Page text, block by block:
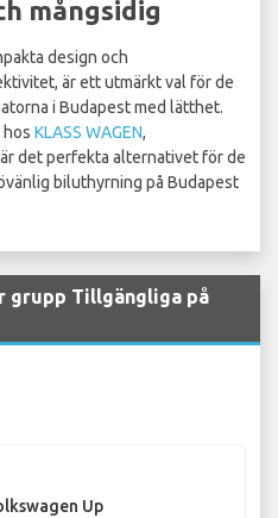
mångsidig
design och
är ett utmärkt val för de
i Budapest med lätthet.
KLASS WAGEN,
det perfekta alternativet för de
biluthyrning på Budapest
grupp Tillgängliga på
Up